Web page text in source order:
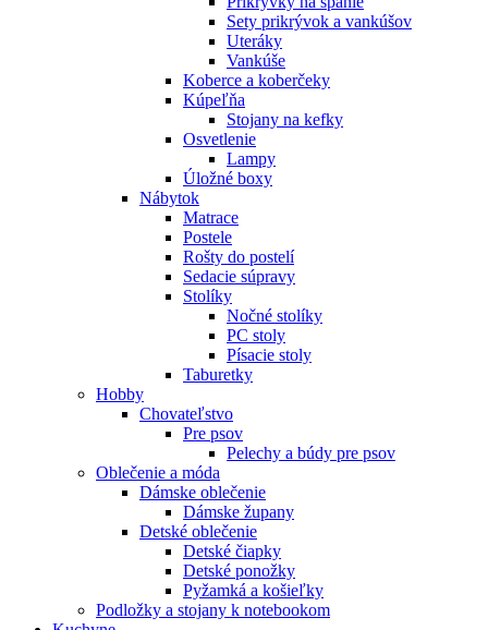
Sety prikrývok a vankúšov
Uteráky
Vankúše
Koberce a koberčeky
Kúpeľňa
Stojany na kefky
Osvetlenie
Lampy
Úložné boxy
Nábytok
Matrace
Postele
Rošty do postelí
Sedacie súpravy
Stolíky
Nočné stolíky
PC stoly
Písacie stoly
Taburetky
Hobby
Chovateľstvo
Pre psov
Pelechy a búdy pre psov
Oblečenie a móda
Dámske oblečenie
Dámske župany
Detské oblečenie
Detské čiapky
Detské ponožky
Pyžamká a košieľky
Podložky a stojany k notebookom